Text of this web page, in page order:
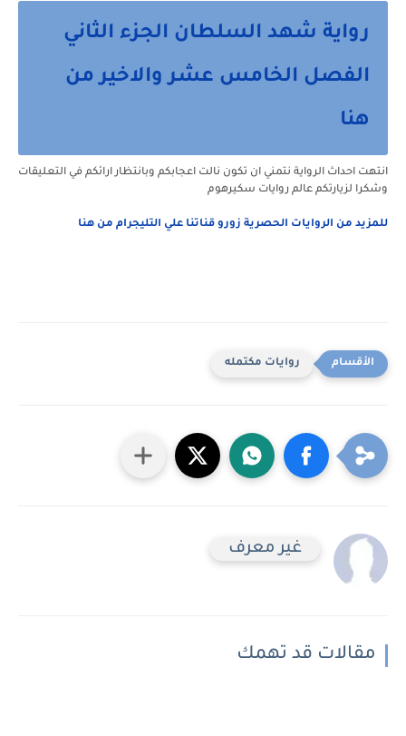
رواية شهد السلطان الجزء الثاني
الفصل الخامس عشر والاخير من
هنا
انتهت احداث الرواية نتمني ان تكون نالت اعجابكم وبانتظار ارائكم في التعليقات
وشكرا لزيارتكم عالم روايات سكيرهوم
للمزيد من الروايات الحصرية زورو قناتنا علي التليجرام من هنا
روايات مكتمله
غير معرف
مقالات قد تهمك